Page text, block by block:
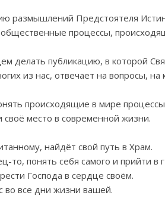
размышлений Предстоятеля
общественные процессы,
делать публикацию, в которой
из нас, отвечает на вопросы,
происходящие в мире
своё место в современной жизни.
найдёт свой путь в Храм.
то, понять себя самого и прийти
Господа в сердце своём.
во все дни жизни вашей.